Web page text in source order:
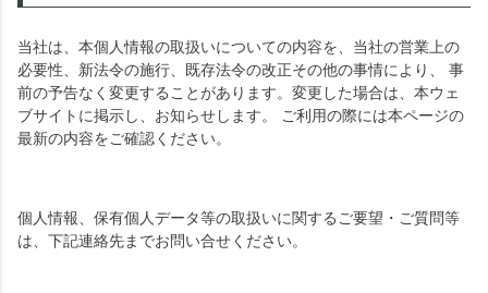
当社は、本個人情報の取扱いについての内容を、当社の営業上の
必要性、新法令の施行、既存法令の改正その他の事情により、 事
前の予告なく変更することがあります。変更した場合は、本ウェ
ブサイトに掲示し、お知らせします。 ご利用の際には本ページの
最新の内容をご確認ください。
個人情報、保有個人データ等の取扱いに関するご要望・ご質問等
は、下記連絡先までお問い合せください。